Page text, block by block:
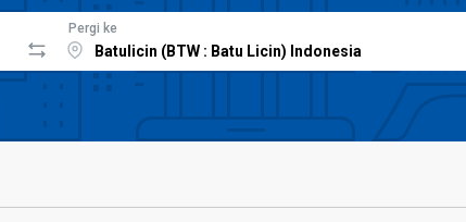
Pergi ke